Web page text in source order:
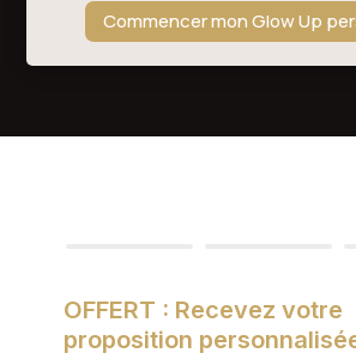
Commencer mon Glow Up